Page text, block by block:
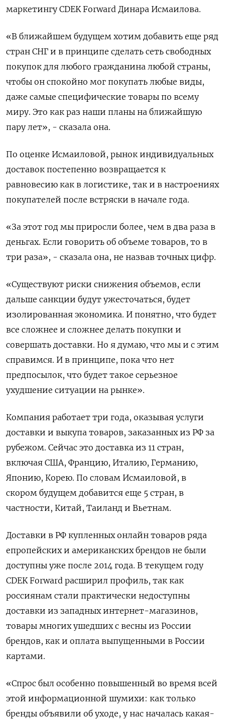
маркетингу CDEK Forward Динара Исмаилова.
«В ближайшем будущем хотим добавить еще ряд
стран СНГ и в принципе сделать сеть свободных
покупок для любого гражданина любой страны,
чтобы он спокойно мог покупать любые виды,
даже самые специфические товары по всему
миру. Это как раз наши планы на ближайшую
пару лет», - сказала она.
По оценке Исмаиловой, рынок индивидуальных
доставок постепенно возвращается к
равновесию как в логистике, так и в настроениях
покупателей после встряски в начале года.
«За этот год мы приросли более, чем в два раза в
деньгах. Если говорить об объеме товаров, то в
три раза», - сказала она, не назвав точных цифр.
«Существуют риски снижения объемов, если
дальше санкции будут ужесточаться, будет
изолированная экономика. И понятно, что будет
все сложнее и сложнее делать покупки и
совершать доставки. Но я думаю, что мы и с этим
справимся. И в принципе, пока что нет
предпосылок, что будет такое серьезное
ухудшение ситуации на рынке».
Компания работает три года, оказывая услуги
доставки и выкупа товаров, заказанных из РФ за
рубежом. Сейчас это доставка из 11 стран,
включая США, Францию, Италию, Германию,
Японию, Корею. По словам Исмаиловой, в
скором будущем добавится еще 5 стран, в
частности, Китай, Таиланд и Вьетнам.
Доставки в РФ купленных онлайн товаров ряда
епропейских и американских брендов не были
доступны уже после 2014 года. В текущем году
CDEK Forward расширил профиль, так как
россиянам стали практически недоступны
доставки из западных интернет-магазинов,
товары многих ушедших с весны из России
брендов, как и оплата выпущенными в России
картами.
«Спрос был особенно повышенный во время всей
этой информационной шумихи: как только
бренды объявили об уходе, у нас началась какая-